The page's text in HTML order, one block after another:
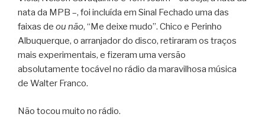
nata da MPB –, foi incluída em Sinal Fechado uma das
faixas de ou não, “Me deixe mudo”. Chico e Perinho
Albuquerque, o arranjador do disco, retiraram os traços
mais experimentais, e fizeram uma versão
absolutamente tocável no rádio da maravilhosa música
de Walter Franco.
Não tocou muito no rádio.